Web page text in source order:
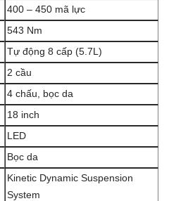
400 – 450 mã lực
543 Nm
Tự động 8 cấp (5.7L)
2 cầu
4 chấu, bọc da
18 inch
LED
Bọc da
Kinetic Dynamic Suspension
System